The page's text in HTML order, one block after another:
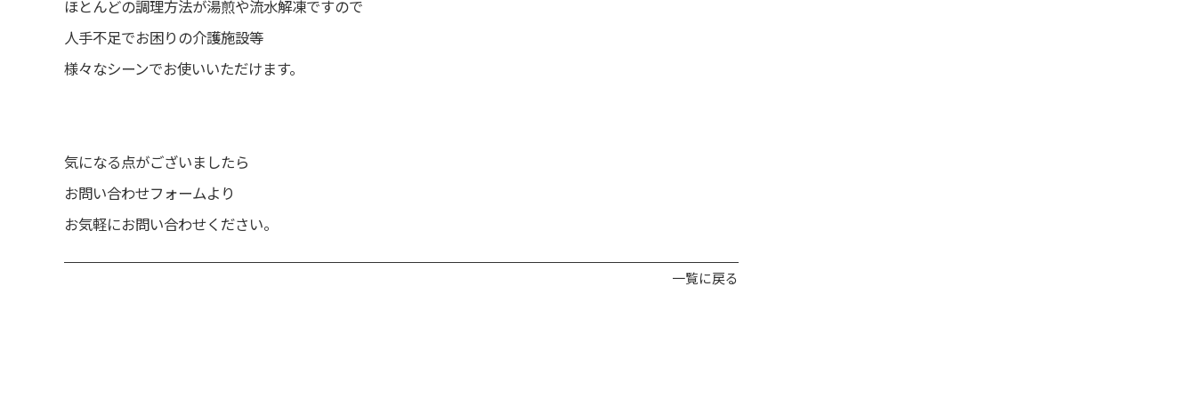
ほとんどの調理方法が湯煎や流水解凍ですので
人手不足でお困りの介護施設等
様々なシーンでお使いいただけます。
気になる点がございましたら
お問い合わせフォームより
お気軽にお問い合わせください。
一覧に戻る